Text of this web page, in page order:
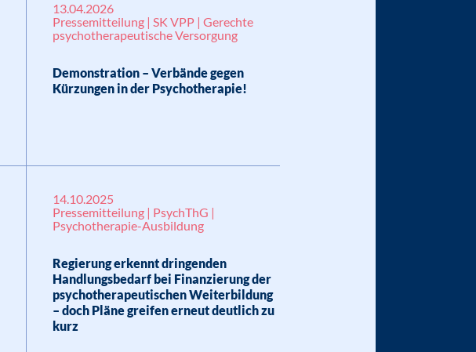
13.04.2026
Pressemitteilung | SK VPP | Gerechte
psychotherapeutische Versorgung
Demonstration – Verbände gegen
Kürzungen in der Psychotherapie!
14.10.2025
Pressemitteilung | PsychThG |
Psychotherapie-Ausbildung
Regierung erkennt dringenden
Handlungsbedarf bei Finanzierung der
psychotherapeutischen Weiterbildung
– doch Pläne greifen erneut deutlich zu
kurz